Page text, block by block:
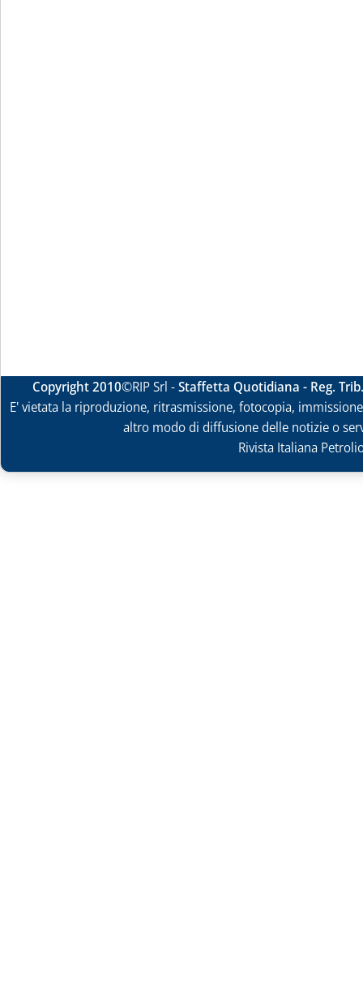
Copyright 2010©RIP Srl -Staffetta Quotidiana - Reg.
E' vietata la riproduzione, ritrasmissione, fotocopia,
altro modo di diffusione delle notizie o
Rivista Italiana